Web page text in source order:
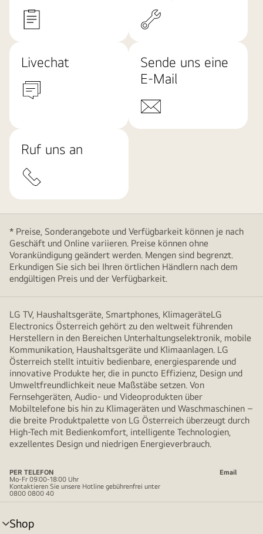
Livechat
Sende uns eine
E-Mail
Ruf uns an
* Preise, Sonderangebote und Verfügbarkeit können je nach
Geschäft und Online variieren. Preise können ohne
Vorankündigung geändert werden. Mengen sind begrenzt.
Erkundigen Sie sich bei Ihren örtlichen Händlern nach dem
endgültigen Preis und der Verfügbarkeit.
LG TV, Haushaltsgeräte, Smartphones, KlimageräteLG
Electronics Österreich gehört zu den weltweit führenden
Herstellern in den Bereichen Unterhaltungselektronik, mobile
Kommunikation, Haushaltsgeräte und Klimaanlagen. LG
Österreich stellt intuitiv bedienbare, energiesparende und
innovative Produkte her, die in puncto Effizienz, Design und
Umweltfreundlichkeit neue Maßstäbe setzen. Von
Fernsehgeräten, Audio- und Videoprodukten über
Mobiltelefone bis hin zu Klimageräten und Waschmaschinen –
die breite Produktpalette von LG Österreich überzeugt durch
High-Tech mit Bedienkomfort, intelligente Technologien,
exzellentes Design und niedrigen Energieverbrauch.
PER TELEFON
Email
Mo-Fr 09:00-18:00 Uhr
Kontaktieren Sie unsere Hotline gebührenfrei unter
0800 0800 40
Shop
Menü